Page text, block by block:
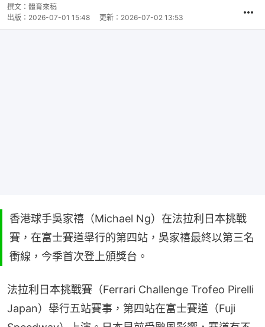
撰文： 體育來稿
出版： 2026-07-01 15:48 更新： 2026-07-02 13:53
香港球手吳家禧（Michael Ng）在法拉利日本挑戰
賽，在富士賽道舉行的第四站，吳家禧最終以第三名
衝線，今季首次登上頒獎台。
法拉利日本挑戰賽（Ferrari Challenge Trofeo Pirelli
Japan）舉行五站賽事，第四站在富士賽道（Fuji